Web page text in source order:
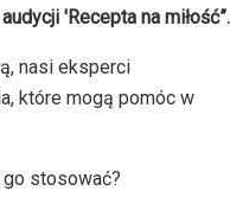
'Recepta na miłość”.
nasi eksperci
które mogą pomóc w
go stosować?